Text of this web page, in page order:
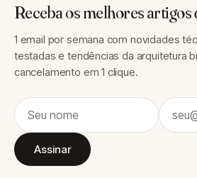
Receba os melhores artigos
1 email por semana com novidades
testadas e tendências da arquitetura
cancelamento em 1 clique.
Assinar